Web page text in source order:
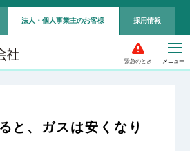
法人・個人事業主のお客様 採用情報
緊急のとき
と、ガスは安くなり